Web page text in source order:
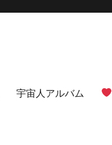
宇宙人アルバム